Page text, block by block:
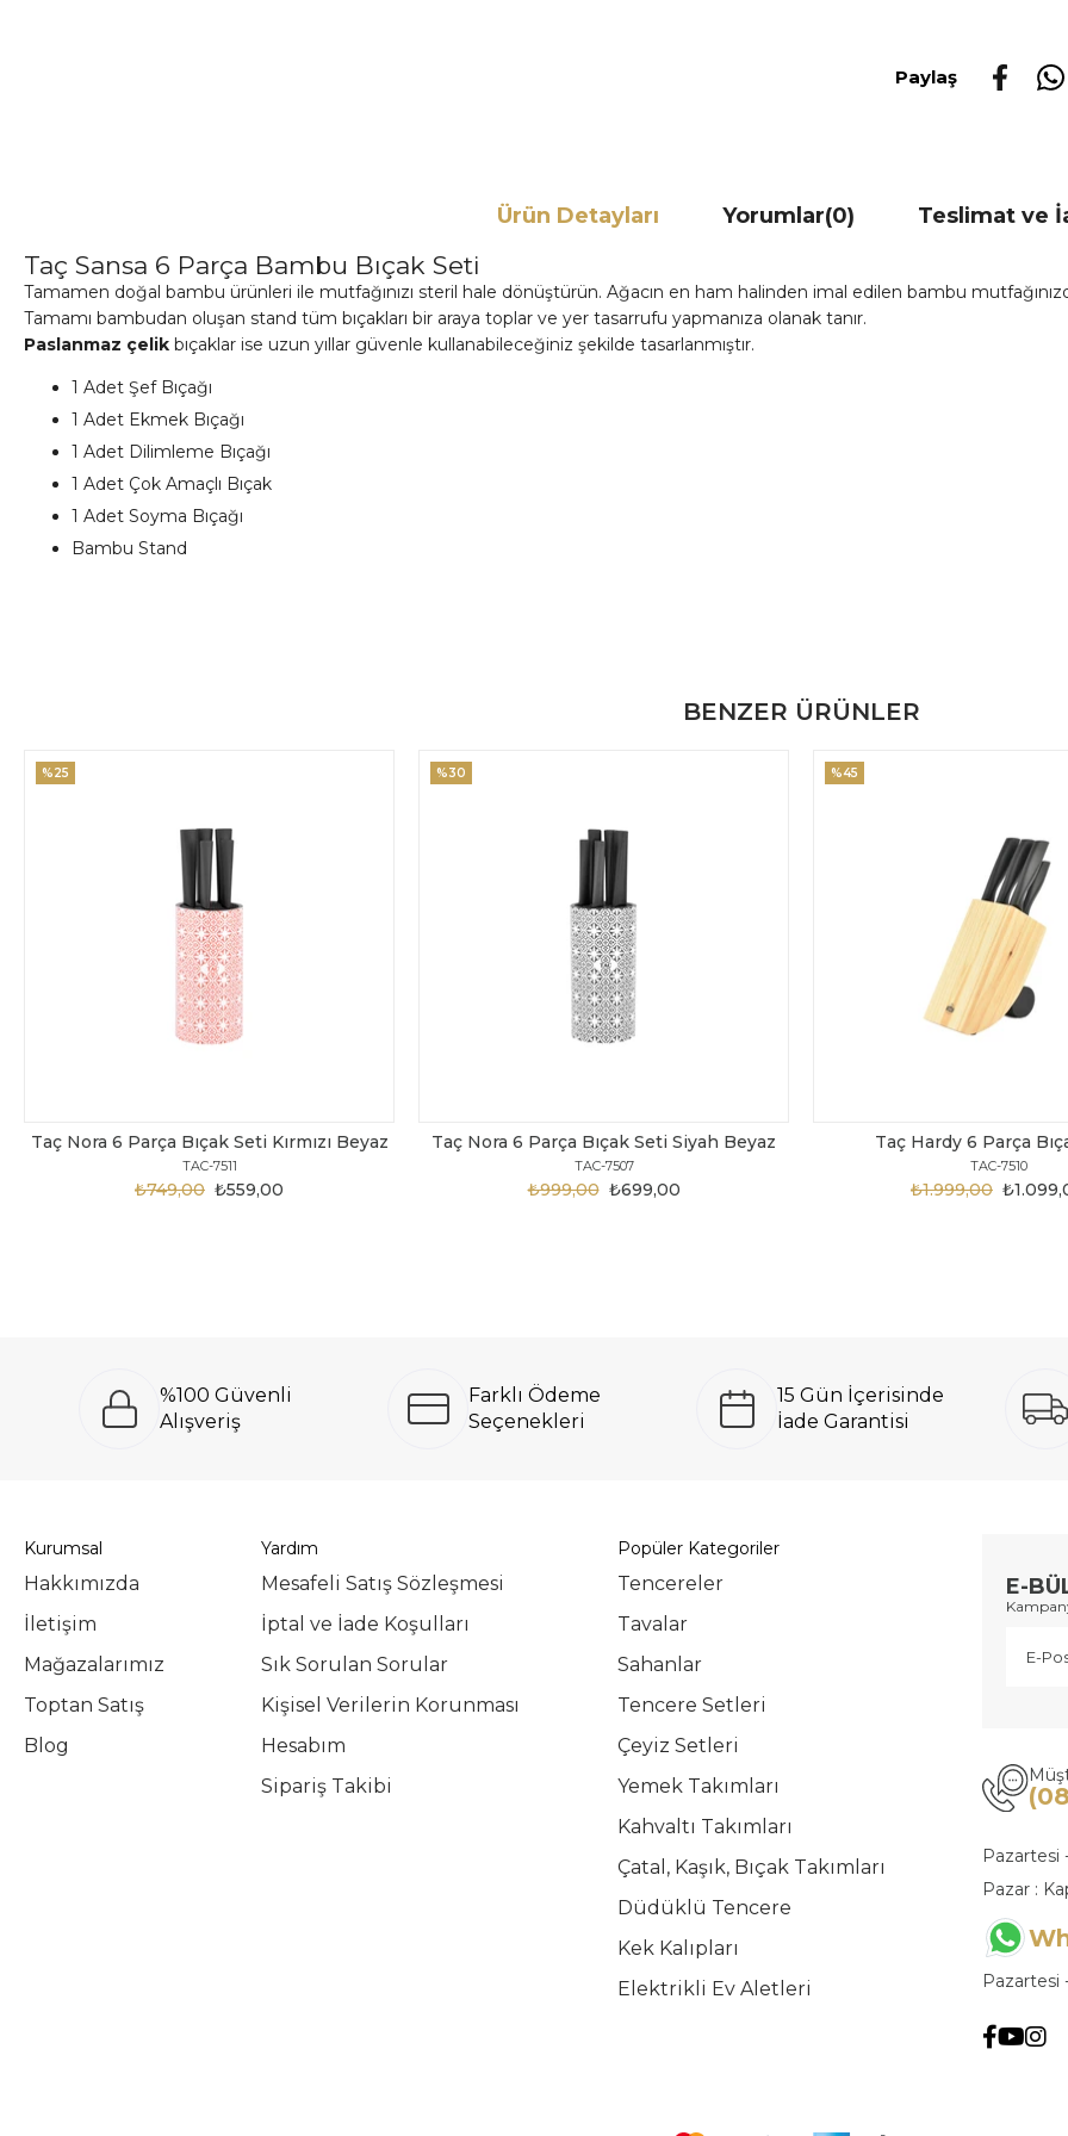
Paylaş
Ürün Detayları Yorumlar(0) Teslimat ve
Taç Sansa 6 Parça Bambu Bıçak Seti
Tamamen doğal bambu ürünleri ile mutfağınızı steril hale dönüştürün. Ağacın en ham halinden imal edilen bambu
Tamamı bambudan oluşan stand tüm bıçakları bir araya toplar ve yer tasarrufu yapmanıza olanak tanır.
Paslanmaz çelik bıçaklar ise uzun yıllar güvenle kullanabileceğiniz şekilde tasarlanmıştır.
1 Adet Şef Bıçağı
1 Adet Ekmek Bıçağı
1 Adet Dilimleme Bıçağı
1 Adet Çok Amaçlı Bıçak
1 Adet Soyma Bıçağı
Bambu Stand
BENZER ÜRÜNLER
Taç Nora 6 Parça Bıçak Seti Kırmızı Beyaz
TAC-7511
₺559,00
₺749,00
%25
Taç Nora 6 Parça Bıçak Seti Siyah Beyaz
TAC-7507
₺699,00
₺999,00
%30
Taç Hardy 6 Parça
TAC-7510
₺1.999,00
%45
%100 Güvenli
Alışveriş
Farklı Ödeme
Seçenekleri
15 Gün İçerisinde
İade Garantisi
Kurumsal
Hakkımızda
İletişim
Mağazalarımız
Toptan Satış
Blog
Yardım
Mesafeli Satış Sözleşmesi
İptal ve İade Koşulları
Sık Sorulan Sorular
Kişisel Verilerin Korunması
Hesabım
Sipariş Takibi
Popüler Kategoriler
Tencereler
Tavalar
Sahanlar
Tencere Setleri
Çeyiz Setleri
Yemek Takımları
Kahvaltı Takımları
Çatal, Kaşık, Bıçak Takımları
Düdüklü Tencere
Kek Kalıpları
Elektrikli Ev Aletleri
E-
Pazartesi
Pazar :
Pazartesi